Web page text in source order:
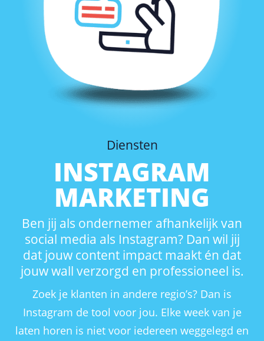
Diensten
INSTAGRAM
MARKETING
Ben jij als ondernemer afhankelijk van
social media als Instagram? Dan wil jij
dat jouw content impact maakt én dat
jouw wall verzorgd en professioneel is.
Zoek je klanten in andere regio’s? Dan is
Instagram de tool voor jou. Elke week van je
laten horen is niet voor iedereen weggelegd en